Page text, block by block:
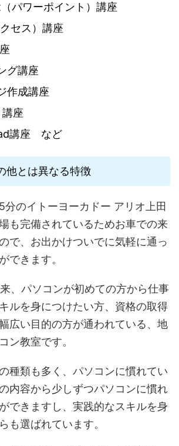
パワーポイント）講座
セス）講座
グ講座
作成講座
座
講座 など
他とは異なる特徴
分のイトーヨーカドー アリオ上田
も完備されているためお車での来
で、お出かけついでに気軽に通っ
できます。
、パソコンが初めての方から仕事
ルを身につけたい方、資格の取得
広い目的の方が通われている、地
ン教室です。
種類も多く、パソコンに慣れてい
内容から少しずつパソコンに慣れ
できますし、実践的なスキルを身
も選ばれています。